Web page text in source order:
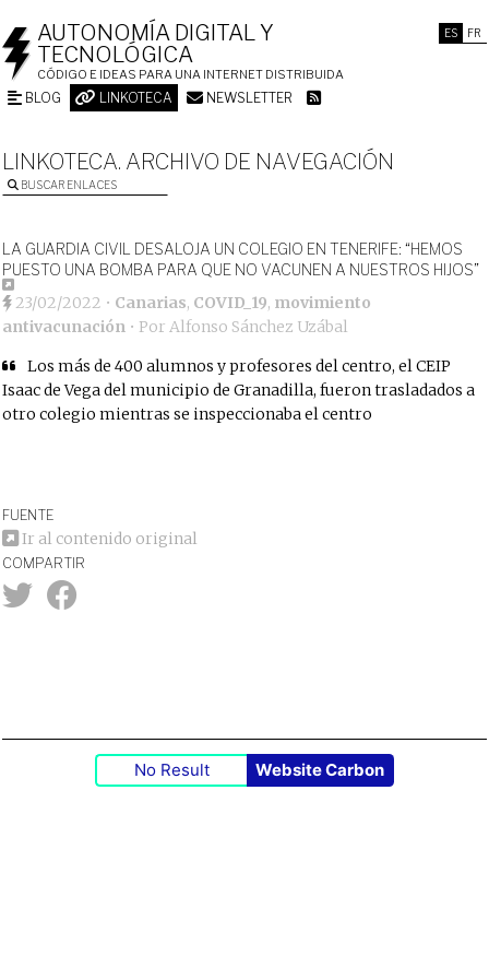
ES FR
AUTONOMÍA DIGITAL Y
TECNOLÓGICA
CÓDIGO E IDEAS PARA UNA INTERNET DISTRIBUIDA
BLOG LINKOTECA NEWSLETTER
LINKOTECA. ARCHIVO DE NAVEGACIÓN
BUSCAR ENLACES
LA GUARDIA CIVIL DESALOJA UN COLEGIO EN TENERIFE: “HEMOS
PUESTO UNA BOMBA PARA QUE NO VACUNEN A NUESTROS HIJOS”
23/02/2022 • Canarias, COVID_19, movimiento
antivacunación • PorAlfonso Sánchez Uzábal
Los más de 400 alumnos y profesores del centro, el CEIP
Isaac de Vega del municipio de Granadilla, fueron trasladados a
otro colegio mientras se inspeccionaba el centro
FUENTE
Ir al contenido original
COMPARTIR
No Result Website Carbon